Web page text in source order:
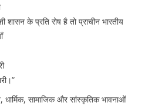
शासन के प्रति रोष है तो प्राचीन भारतीय
धार्मिक, सामाजिक और सांस्कृतिक भावनाओं